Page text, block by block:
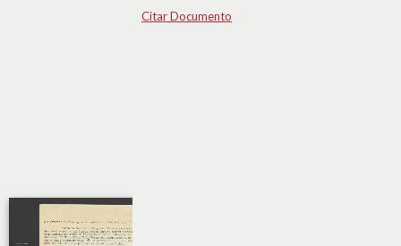
Citar Documento